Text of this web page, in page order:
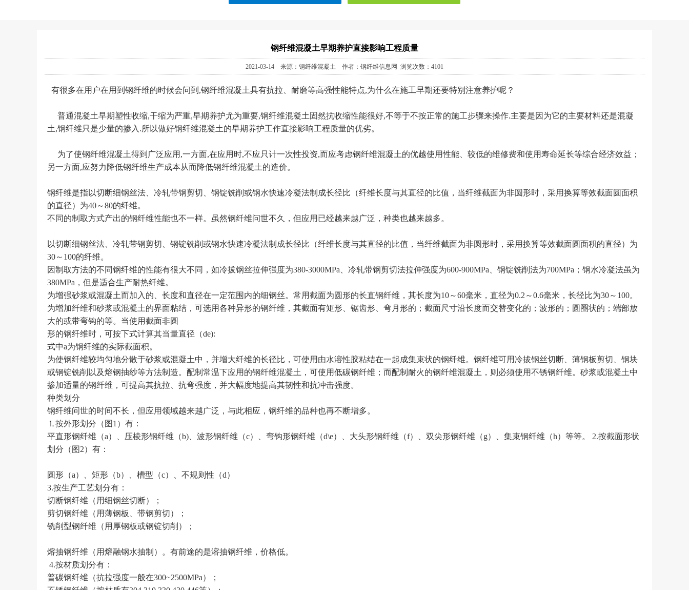
钢纤维混凝土早期养护直接影响工程质量
2021-03-14 来源：钢纤维混凝土 作者：钢纤维信息网 浏览次数：4101
有很多在用户在用到钢纤维的时候会问到,钢纤维混凝土具有抗拉、耐磨等高强性能特点,为什么在施工早期还要特别注意养护呢？
普通混凝土早期塑性收缩,干缩为严重,早期养护尤为重要,钢纤维混凝土固然抗收缩性能很好,不等于不按正常的施工步骤来操作.主要是因为它的主要材料还是混凝
土,钢纤维只是少量的掺入.所以做好钢纤维混凝土的早期养护工作直接影响工程质量的优劣。
为了使钢纤维混凝土得到广泛应用,一方面,在应用时,不应只计一次性投资,而应考虑钢纤维混凝土的优越使用性能、较低的维修费和使用寿命延长等综合经济效益；
另一方面,应努力降低钢纤维生产成本从而降低钢纤维混凝土的造价。
钢纤维是指以切断细钢丝法、冷轧带钢剪切、钢锭铣削或钢水快速冷凝法制成长径比（纤维长度与其直径的比值，当纤维截面为非圆形时，采用换算等效截面圆面积
的直径）为40～80的纤维。
不同的制取方式产出的钢纤维性能也不一样。虽然钢纤维问世不久，但应用已经越来越广泛，种类也越来越多。
以切断细钢丝法、冷轧带钢剪切、钢锭铣削或钢水快速冷凝法制成长径比（纤维长度与其直径的比值，当纤维截面为非圆形时，采用换算等效截面圆面积的直径）为
30～100的纤维。
因制取方法的不同钢纤维的性能有很大不同，如冷拔钢丝拉伸强度为380-3000MPa、冷轧带钢剪切法拉伸强度为600-900MPa、钢锭铣削法为700MPa；钢水冷凝法虽为
380MPa，但是适合生产耐热纤维。
为增强砂浆或混凝土而加入的、长度和直径在一定范围内的细钢丝。常用截面为圆形的长直钢纤维，其长度为10～60毫米，直径为0.2～0.6毫米，长径比为30～100。
为增加纤维和砂浆或混凝土的界面粘结，可选用各种异形的钢纤维，其截面有矩形、锯齿形、弯月形的；截面尺寸沿长度而交替变化的；波形的；圆圈状的；端部放
大的或带弯钩的等。当使用截面非圆
形的钢纤维时，可按下式计算其当量直径（de):
式中a为钢纤维的实际截面积。
为使钢纤维较均匀地分散于砂浆或混凝土中，并增大纤维的长径比，可使用由水溶性胶粘结在一起成集束状的钢纤维。钢纤维可用冷拔钢丝切断、薄钢板剪切、钢块
或钢锭铣削以及熔钢抽纱等方法制造。配制常温下应用的钢纤维混凝土，可使用低碳钢纤维；而配制耐火的钢纤维混凝土，则必须使用不锈钢纤维。砂浆或混凝土中
掺加适量的钢纤维，可提高其抗拉、抗弯强度，并大幅度地提高其韧性和抗冲击强度。
种类划分
钢纤维问世的时间不长，但应用领域越来越广泛，与此相应，钢纤维的品种也再不断增多。
⒈按外形划分（图1）有：
平直形钢纤维（a）、压棱形钢纤维（b)、波形钢纤维（c）、弯钩形钢纤维（d\e）、大头形钢纤维（f）、双尖形钢纤维（g）、集束钢纤维（h）等等。 2.按截面形状
划分（图2）有：
圆形（a）、矩形（b）、槽型（c）、不规则性（d）
3.按生产工艺划分有：
切断钢纤维（用细钢丝切断）；
剪切钢纤维（用薄钢板、带钢剪切）；
铣削型钢纤维（用厚钢板或钢锭切削）；
熔抽钢纤维（用熔融钢水抽制）。有前途的是溶抽钢纤维，价格低。
4.按材质划分有：
普碳钢纤维（抗拉强度一般在300~2500MPa）；